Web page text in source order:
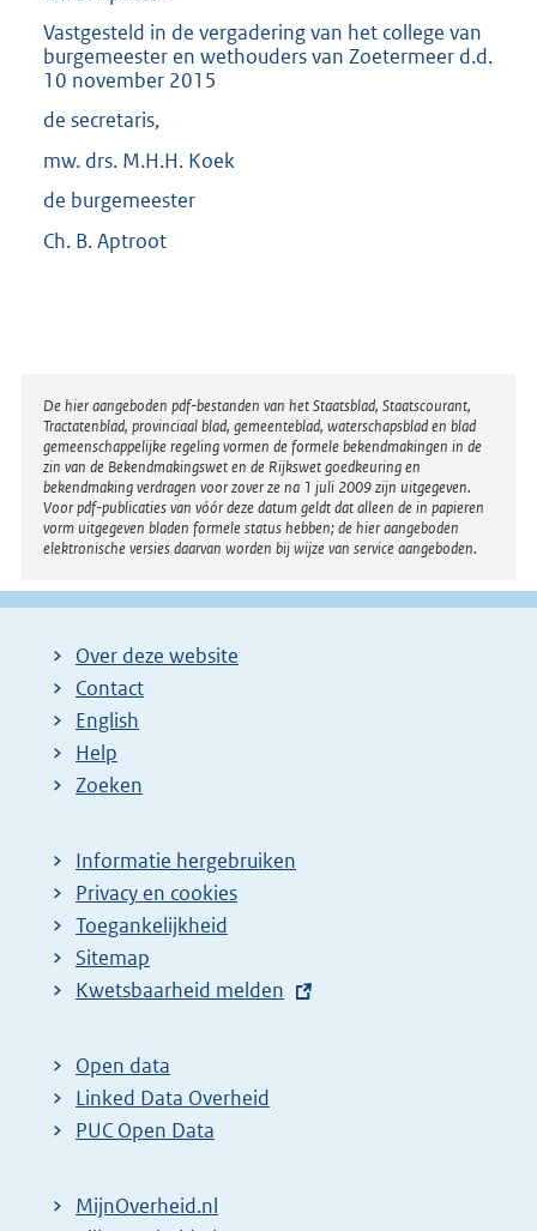
Vastgesteld in de vergadering van het college van
burgemeester en wethouders van Zoetermeer d.d.
10 november 2015
de secretaris,
mw. drs. M.H.H. Koek
de burgemeester
Ch. B. Aptroot
Disclaimer
De hier aangeboden pdf-bestanden van het Staatsblad, Staatscourant,
Tractatenblad, provinciaal blad, gemeenteblad, waterschapsblad en blad
gemeenschappelijke regeling vormen de formele bekendmakingen in de
zin van de Bekendmakingswet en de Rijkswet goedkeuring en
bekendmaking verdragen voor zover ze na 1 juli 2009 zijn uitgegeven.
Voor pdf-publicaties van vóór deze datum geldt dat alleen de in papieren
vorm uitgegeven bladen formele status hebben; de hier aangeboden
elektronische versies daarvan worden bij wijze van service aangeboden.
Over deze website
Contact
English
Help
Zoeken
Informatie hergebruiken
Privacy en cookies
Toegankelijkheid
Sitemap
E
t
e
r
l
Kwetsbaarheid melden
Open data
Linked Data Overheid
PUC Open Data
MijnOverheid.nl